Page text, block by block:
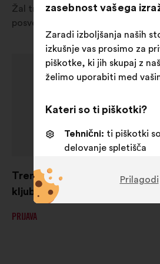
Žal trenutno v vaši državi ni na
posvetovanje.
Trenutno ni nobenega
kljub temu pa ostanimo v stiku!
PRIJAVA
zasebnost vašega
Zaradi izboljšanja naših
izkušnje vas prosimo za
piškotke, ki jih skupaj z
želimo uporabiti med
Kateri so ti piškotki?
Tehnični: ti piškotki
delovanje spletišča
to so
izboljšanje vašePrilagodi